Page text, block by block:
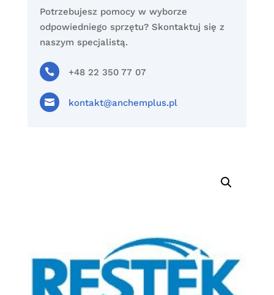
Potrzebujesz pomocy w wyborze
odpowiedniego sprzętu? Skontaktuj się z
naszym specjalistą.
 +48 22 350 77 07
 kontakt@anchemplus.pl